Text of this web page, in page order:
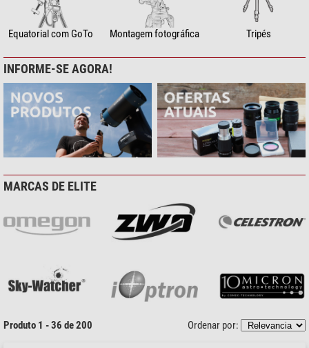
Equatorial com GoTo Montagem fotográfica Tripés
INFORME-SE AGORA!
MARCAS DE ELITE
Produto 1 - 36 de 200 Ordenar por: